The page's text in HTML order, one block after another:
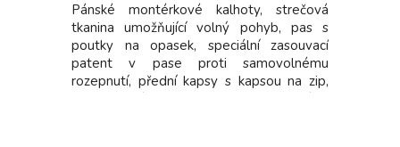
Pánské montérkové kalhoty, strečová
tkanina umožňující volný pohyb, pas s
poutky na opasek, speciální zasouvací
patent v pase proti samovolnému
rozepnutí, přední kapsy s kapsou na zip,